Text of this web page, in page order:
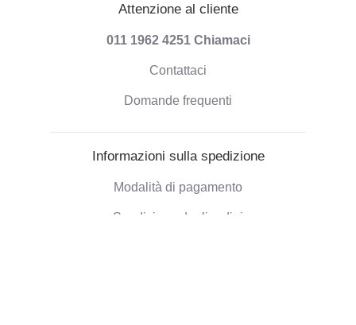
Attenzione al cliente
011 1962 4251 Chiamaci
Contattaci
Domande frequenti
Informazioni sulla spedizione
Modalità di pagamento
Spedizione degli ordini